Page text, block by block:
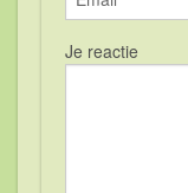
Je reactie